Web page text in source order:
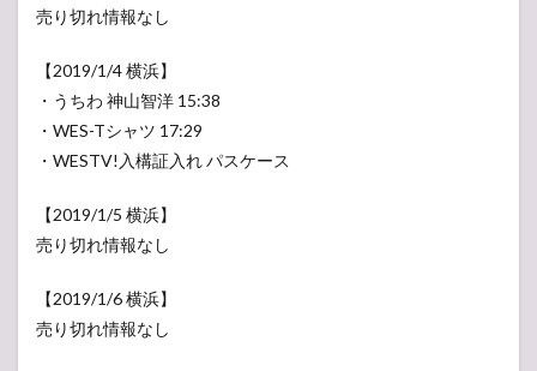
）
売り切れ情報なし
【2019/1/4 横浜】
・うちわ 神山智洋 15:38
・WES-Tシャツ 17:29
・WESTV!入構証入れ パスケース
【2019/1/5 横浜】
売り切れ情報なし
【2019/1/6 横浜】
売り切れ情報なし